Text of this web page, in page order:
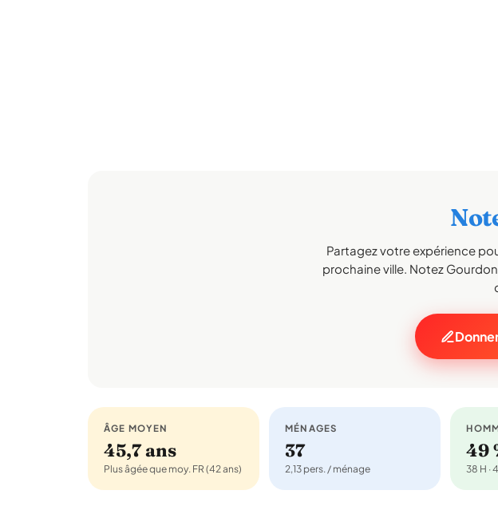
Partagez votre expérience
prochaine ville. Notez
ÂGE MOYEN
45,7 ans
Plus âgée que moy. FR (42 ans)
MÉNAGES
37
2,13 pers. / ménage
49
38 H ·